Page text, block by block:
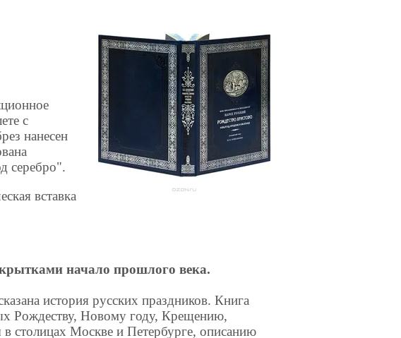
с
нанесен
серебро".
вставка
начало прошлого века.
история русских праздников. Книга
Рождеству, Новому году, Крещению,
столицах Москве и Петербурге, описанию